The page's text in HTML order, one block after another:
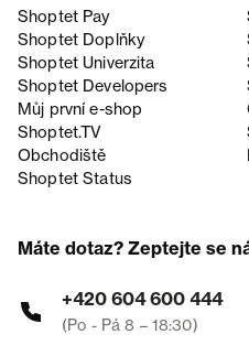
Shoptet Pay
Shoptet Doplňky
Shoptet Univerzita
Shoptet Developers
Můj první e-shop
Shoptet.TV
Obchodiště
Shoptet Status
Máte dotaz? Zeptejte se
+420 604 600 444
(Po - Pá 8 – 18:30)